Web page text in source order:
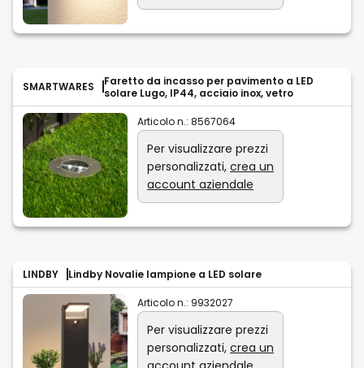
SMARTWARES
Faretto da incasso per pavimento a LED
solare Lugo, IP44, acciaio inox, vetro
Articolo n.: 8567064
Per visualizzare prezzi
personalizzati, crea un
account aziendale
LINDBY Lindby Novalie lampione a LED solare
Articolo n.: 9932027
Per visualizzare prezzi
personalizzati, crea un